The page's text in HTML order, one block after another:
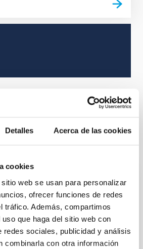
Detalles Acerca de las cookies
cookies
web se usan para personalizar
ofrecer funciones de redes
tráfico. Además, compartimos
que haga del sitio web con
redes sociales, publicidad y análisis
combinarla con otra información
Galaxias (FYEG)
Alignment with Dense
between Cloud and
dominated model of star formation,